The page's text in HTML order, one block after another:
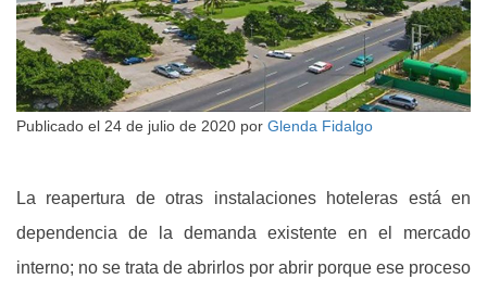
Publicado el 24 de julio de 2020 por Glenda Fidalgo
La reapertura de otras instalaciones hoteleras está en
dependencia de la demanda existente en el mercado
interno; no se trata de abrirlos por abrir porque ese proceso